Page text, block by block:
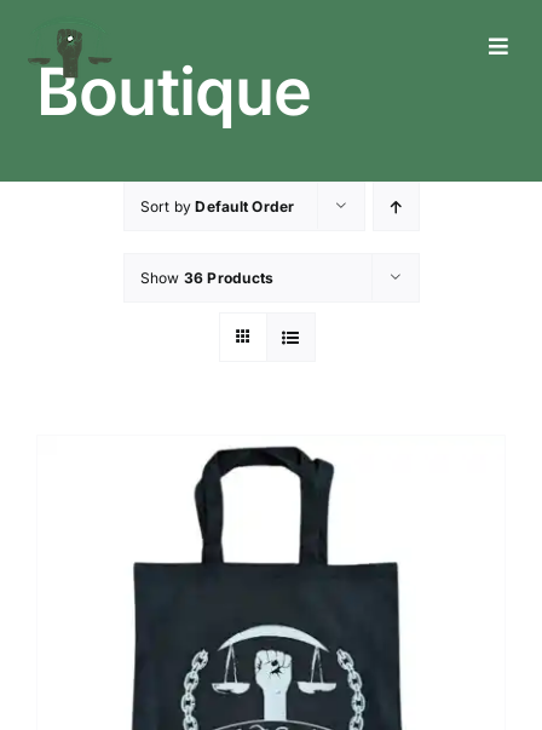
content
Who We Are
What We Do
What’s Happening
Boutique
Sort byDefault Order
Show 36 Products